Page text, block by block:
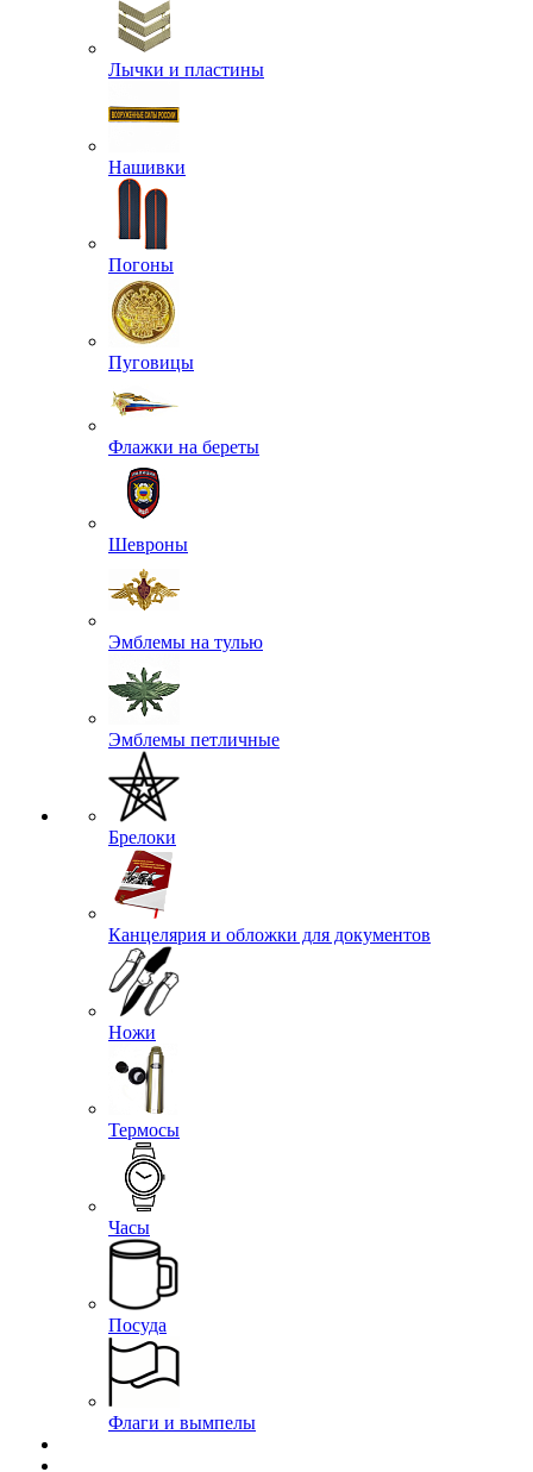
Лычки и пластины
Нашивки
Погоны
Пуговицы
Флажки на береты
Шевроны
Эмблемы на тулью
Эмблемы петличные
Брелоки
Канцелярия и обложки для документов
Ножи
Термосы
Часы
Посуда
Флаги и вымпелы